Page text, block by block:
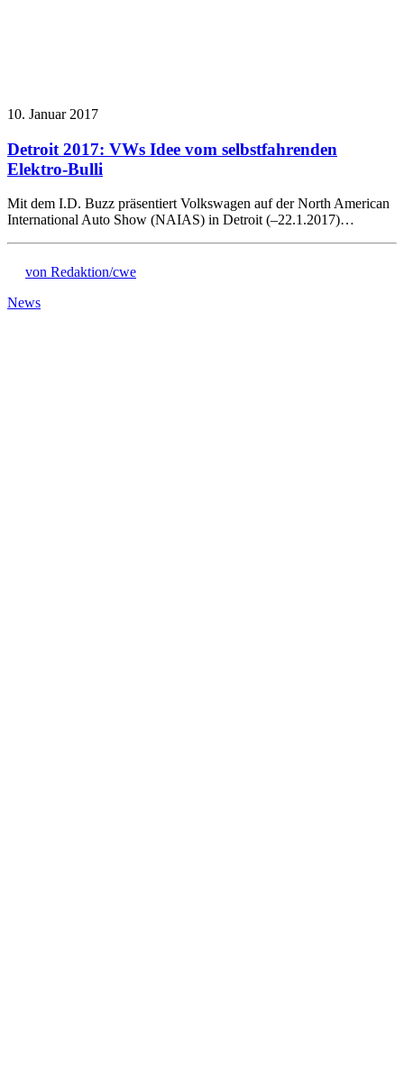
10. Januar 2017
Detroit 2017: VWs Idee vom selbstfahrenden
Elektro-Bulli
Mit dem I.D. Buzz präsentiert Volkswagen auf der North American
International Auto Show (NAIAS) in Detroit (–22.1.2017)…
von Redaktion/cwe
News